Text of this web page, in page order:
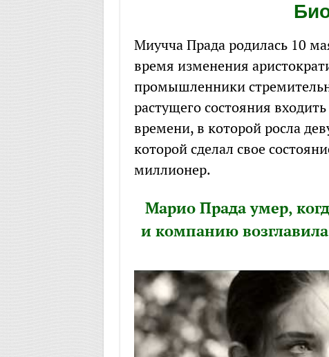
Миучча Прада родилась 10
время изменения
промышленники
растущего состояния
времени, в которой росла
которой сделал свое
миллионер.
Марио Прада умер,
и компанию